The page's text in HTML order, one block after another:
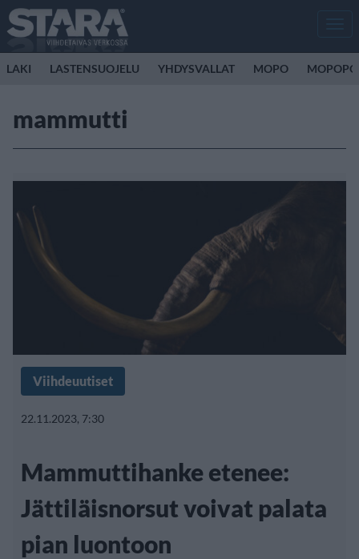
LAKI LASTENSUOJELU YHDYSVALLAT MOPO
mammutti
Viihdeuutiset
22.11.2023, 7:30
Mammuttihanke etenee:
Jättiläisnorsut voivat palata
pian luontoon